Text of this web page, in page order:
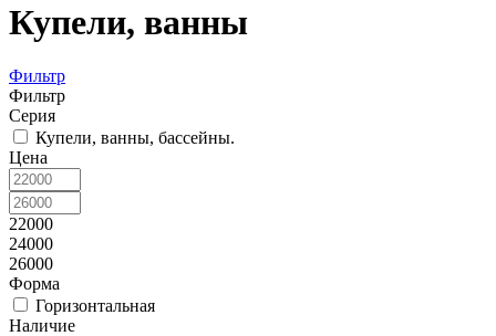
Купели, ванны
Фильтр
Фильтр
Серия
Купели, ванны, бассейны.
Цена
22000
24000
26000
Форма
Горизонтальная
Наличие